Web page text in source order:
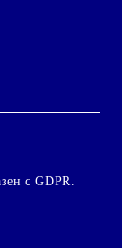
с GDPR.